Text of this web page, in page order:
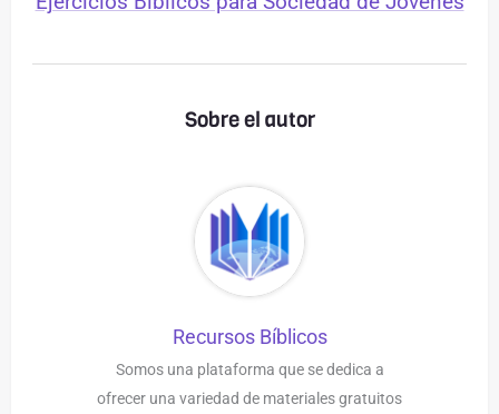
Sobre el autor
Recursos Bíblicos
Somos una plataforma que se dedica a
ofrecer una variedad de materiales gratuitos